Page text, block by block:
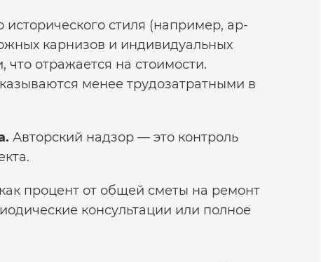
исторического стиля (например, ар-
карнизов и индивидуальных
что отражается на стоимости.
менее трудозатратными в
Авторский надзор — это контроль
процент от общей сметы на ремонт
консультации или полное